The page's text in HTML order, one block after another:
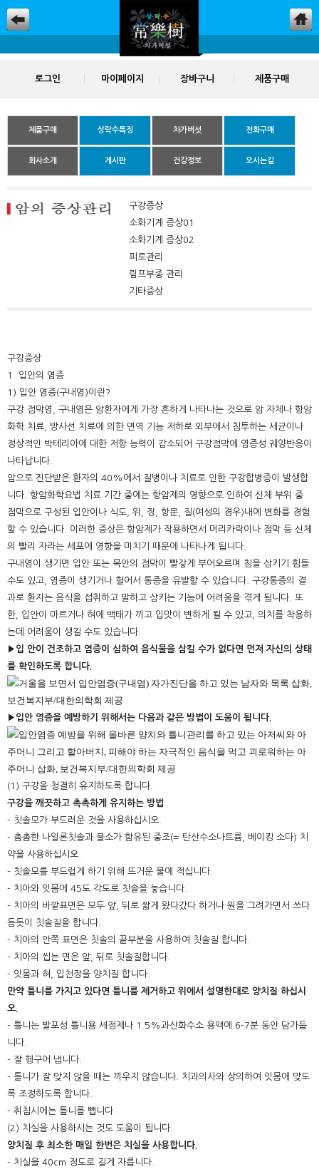
로그인 마이페이지 장바구니 제품구매
제품구매 상락수특징 차가버섯 전화구매
회사소개 게시판 건강정보 오시는길
구강증상
소화기계 증상01
소화기계 증상02
피로관리
림프부종 관리
기타증상
구강증상
1. 입안의 염증
1) 입안 염증(구내염)이란?
구강 점막염, 구내염은 암환자에게 가장 흔하게 나타나는 것으로 암 자체나 항암
화학 치료, 방사선 치료에 의한 면역 기능 저하로 외부에서 침투하는 세균이나
정상적인 박테리아에 대한 저항 능력이 감소되어 구강점막에 염증성 궤양반응이
나타납니다.
암으로 진단받은 환자의 40%에서 질병이나 치료로 인한 구강합병증이 발생합
니다. 항암화학요법 치료 기간 중에는 항암제의 영향으로 인하여 신체 부위 중
점막으로 구성된 입안이나 식도, 위, 장, 항문, 질(여성의 경우)내에 변화를 경험
할 수 있습니다. 이러한 증상은 항암제가 작용하면서 머리카락이나 점막 등 신체
의 빨리 자라는 세포에 영향을 미치기 때문에 나타나게 됩니다.
구내염이 생기면 입안 또는 목안의 점막이 빨갛게 부어오르며 침을 삼키기 힘들
수도 있고, 염증이 생기거나 헐어서 통증을 유발할 수 있습니다. 구강통증의 결
과로 환자는 음식을 섭취하고 말하고 삼키는 기능에 어려움을 겪게 됩니다. 또
한, 입안이 마르거나 혀에 백태가 끼고 입맛이 변하게 될 수 있고, 의치를 착용하
는데 어려움이 생길 수도 있습니다.
▶입 안이 건조하고 염증이 심하여 음식물을 삼킬 수가 없다면 먼저 자신의 상태
를 확인하도록 합니다.
▶입안 염증을 예방하기 위해서는 다음과 같은 방법이 도움이 됩니다.
(1) 구강을 청결히 유지하도록 합니다.
구강을 깨끗하고 촉촉하게 유지하는 방법
- 칫솔모가 부드러운 것을 사용하십시오.
- 촘촘한 나일론칫솔과 불소가 함유된 중조(= 탄산수소나트륨, 베이킹 소다) 치
약을 사용하십시오.
- 칫솔모를 부드럽게 하기 위해 뜨거운 물에 적십니다.
- 치아와 잇몸에 45도 각도로 칫솔을 놓습니다.
- 치아의 바깥표면은 모두 앞, 뒤로 짧게 왔다갔다 하거나 원을 그려가면서 쓰다
듬듯이 칫솔질을 합니다.
- 치아의 안쪽 표면은 칫솔의 끝부분을 사용하여 칫솔질 합니다.
- 치아의 씹는 면은 앞, 뒤로 칫솔질합니다.
- 잇몸과 혀, 입천장을 양치질 합니다.
만약 틀니를 가지고 있다면 틀니를 제거하고 위에서 설명한대로 양치질 하십시
오.
- 틀니는 발포성 틀니용 세정제나 1.5%과산화수소 용액에 6-7분 동안 담가둡
니다.
- 잘 헹구어 냅니다.
- 틀니가 잘 맞지 않을 때는 끼우지 않습니다. 치과의사와 상의하여 잇몸에 맞도
록 조정하도록 합니다.
- 취침시에는 틀니를 뺍니다.
(2) 치실을 사용하시는 것도 도움이 됩니다.
양치질 후 최소한 매일 한번은 치실을 사용합니다.
- 치실을 40cm 정도로 길게 자릅니다.